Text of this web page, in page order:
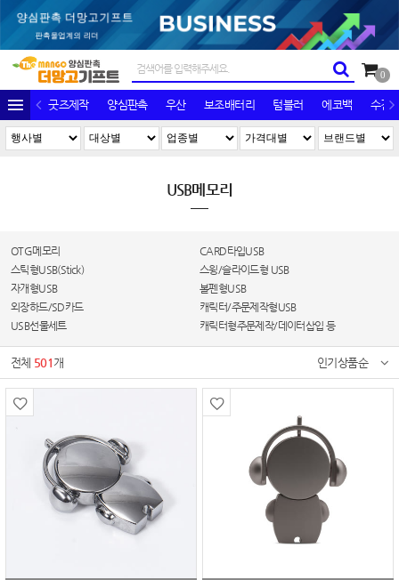
0
굿즈제작 양심판촉 우산 보조배터리 텀블러 에코백 수건/
USB메모리
OTG메모리
CARD타입USB
스틱형USB(Stick)
스윙/슬라이드형 USB
자개형USB
볼펜형USB
외장하드/SD카드
캐릭터/주문제작형USB
USB선물세트
캐릭터형주문제작/데이터삽입 등
전체 501 개 인기상품순